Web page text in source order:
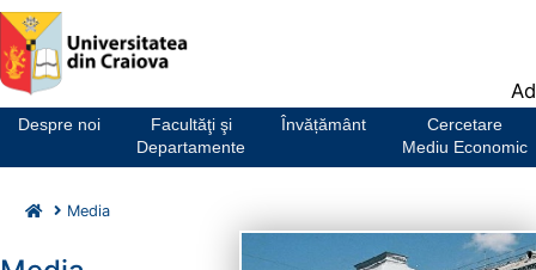
Notă:
Acest
website
un
Despre noi
Facultăţi şi
Departamente
Învățământ
Cercetare
Mediu Economic
Media